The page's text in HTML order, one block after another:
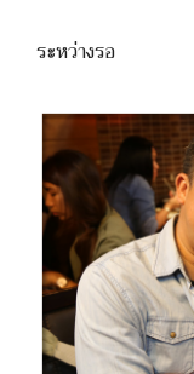
ระหว่างรอ